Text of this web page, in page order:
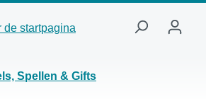
Spellen & Gifts